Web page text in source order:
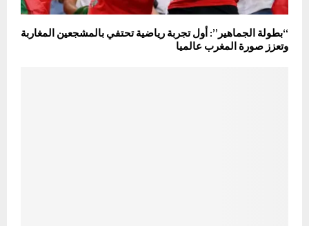
“بطولة الجماهير”: أول تجربة رياضية تحتفي بالمشجعين المغاربة
وتعزز صورة المغرب عالميا